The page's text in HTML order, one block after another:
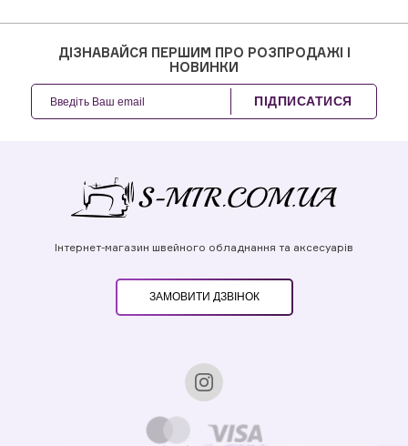
ДІЗНАВАЙСЯ ПЕРШИМ ПРО РОЗПРОДАЖІ І
НОВИНКИ
ПІДПИСАТИСЯ
Інтернет-магазин швейного обладнання та аксесуарів
ЗАМОВИТИ ДЗВІНОК